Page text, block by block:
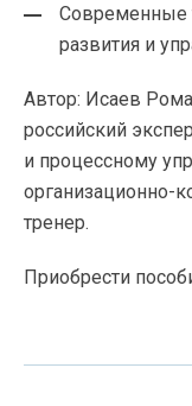
Современные
развития и
Автор: Исаев
российский
и процессному
организационно-
тренер.
Приобрести